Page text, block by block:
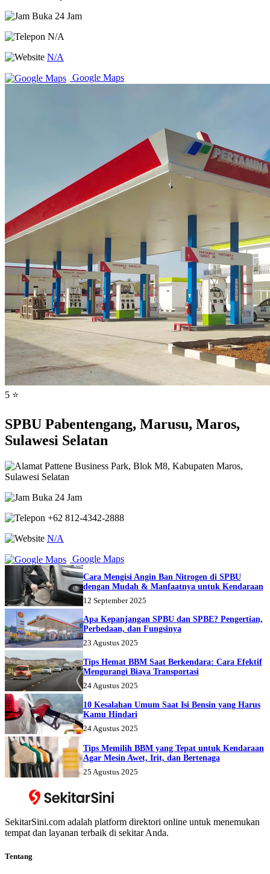
Buka 24 Jam
N/A
N/A
Google Maps
5 ⭐
SPBU Pabentengang, Marusu, Maros,
Sulawesi Selatan
Pattene Business Park, Blok M8, Kabupaten Maros,
Sulawesi Selatan
Buka 24 Jam
+62 812-4342-2888
N/A
Google Maps
Cara Mengisi Angin Ban Nitrogen di SPBU
dengan Mudah & Manfaatnya untuk Kendaraan
12 September 2025
Apa Kepanjangan SPBU dan SPBE? Pengertian,
Perbedaan, dan Fungsinya
23 Agustus 2025
Tips Hemat BBM Saat Berkendara: Cara Efektif
Mengurangi Biaya Transportasi
24 Agustus 2025
10 Kesalahan Umum Saat Isi Bensin yang Harus
Kamu Hindari
24 Agustus 2025
Tips Memilih BBM yang Tepat untuk Kendaraan
Agar Mesin Awet, Irit, dan Bertenaga
25 Agustus 2025
SekitarSini.com adalah platform direktori online untuk menemukan
tempat dan layanan terbaik di sekitar Anda.
Tentang